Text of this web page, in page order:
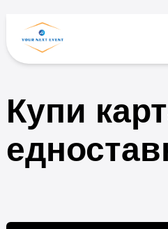
Купи